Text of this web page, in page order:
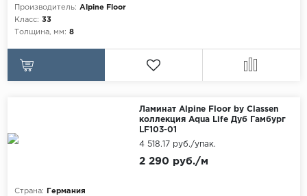
Производитель: Alpine Floor
Класс: 33
Толщина, мм: 8
Ламинат Alpine Floor by Classen
коллекция Aqua Life Дуб Гамбург
LF103-01
Страна:
Германия
2 290 руб./м
4 518.17 руб./упак.